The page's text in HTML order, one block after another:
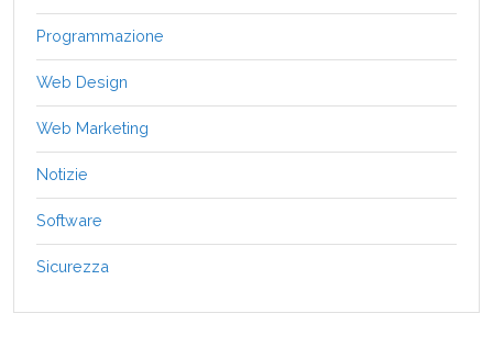
Programmazione
Web Design
Web Marketing
Notizie
Software
Sicurezza